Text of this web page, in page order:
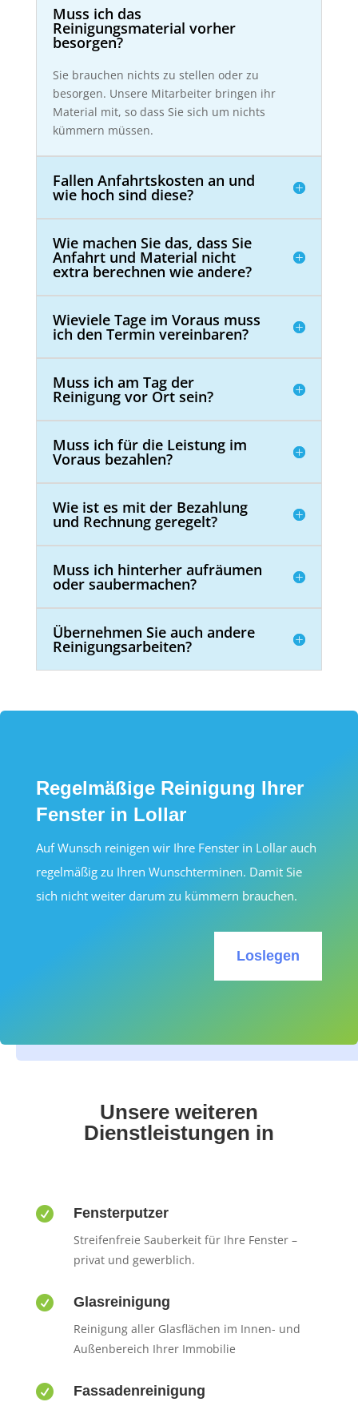
Muss ich das
Reinigungsmaterial vorher
besorgen?
Sie brauchen nichts zu stellen oder zu
besorgen. Unsere Mitarbeiter bringen ihr
Material mit, so dass Sie sich um nichts
kümmern müssen.
Fallen Anfahrtskosten an und
wie hoch sind diese?
Wie machen Sie das, dass Sie
Anfahrt und Material nicht
extra berechnen wie andere?
Wieviele Tage im Voraus muss
ich den Termin vereinbaren?
Muss ich am Tag der
Reinigung vor Ort sein?
Muss ich für die Leistung im
Voraus bezahlen?
Wie ist es mit der Bezahlung
und Rechnung geregelt?
Muss ich hinterher aufräumen
oder saubermachen?
Übernehmen Sie auch andere
Reinigungsarbeiten?
Regelmäßige Reinigung Ihrer
Fenster in Lollar
Auf Wunsch reinigen wir Ihre Fenster in Lollar auch
regelmäßig zu Ihren Wunschterminen. Damit Sie
sich nicht weiter darum zu kümmern brauchen.
Loslegen
Unsere weiteren
Dienstleistungen in
 Fensterputzer
Streifenfreie Sauberkeit für Ihre Fenster –
privat und gewerblich.
 Glasreinigung
Reinigung aller Glasflächen im Innen- und
Außenbereich Ihrer Immobilie
 Fassadenreinigung